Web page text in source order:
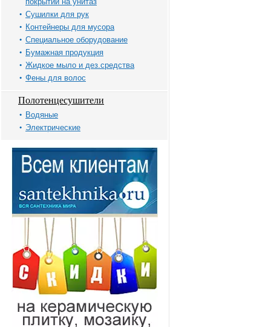
Сушилки для рук
Контейнеры для мусора
Специальное оборудование
Бумажная продукция
Жидкое мыло и дез.средства
Фены для волос
Полотенцесушители
Водяные
Электрические